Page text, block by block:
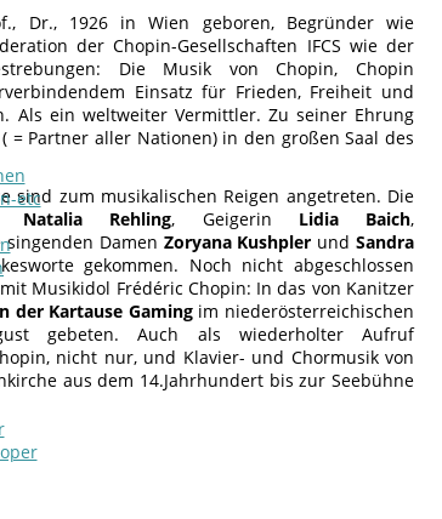
etc
Dr., 1926 in Wien geboren, Begründer wie
der Chopin-Gesellschaften IFCS wie der
Die Musik von Chopin, Chopin
Einsatz für Frieden, Freiheit und
Als ein weltweiter Vermittler. Zu seiner Ehrung
Partner aller Nationen) in den großen Saal des
sind zum musikalischen Reigen angetreten. Die
Natalia Rehling, Geigerin Lidia Baich,
Damen Zoryana Kushpler undSandra
gekommen. Noch nicht abgeschlossen
Musikidol Frédéric Chopin: In das von Kanitzer
der Kartause Gamingim niederösterreichischen
gebeten. Auch als wiederholter Aufruf
nicht nur, und Klavier- und Chormusik von
aus dem 14.Jahrhundert bis zur Seebühne